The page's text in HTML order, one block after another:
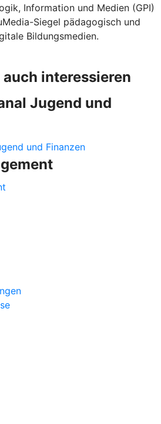
Information und Medien (GPI)
Siegel pädagogisch und
Bildungsmedien.
auch interessieren
Jugend und
und Finanzen